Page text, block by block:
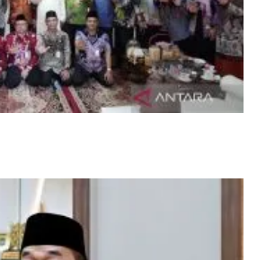
Jaktim perkuat sinergi